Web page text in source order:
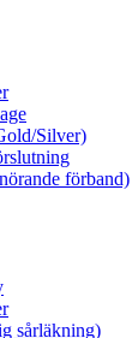
Silver)
förband)
sårläkning)